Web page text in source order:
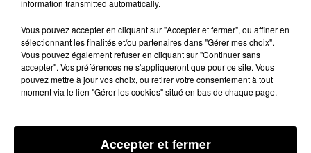
15 avril 2024 - 4 min 19 sec
LES INFOS DU BÉARN DU 15/04/2024 À 09H00
information transmitted automatically.
Vous pouvez accepter en cliquant sur "Accepter et fermer", ou affiner en
sélectionnant les finalités et/ou partenaires dans "Gérer mes choix".
Vous pouvez également refuser en cliquant sur "Continuer sans
accepter". Vos préférences ne s'appliqueront que pour ce site. Vous
pouvez mettre à jour vos choix, ou retirer votre consentement à tout
moment via le lien "Gérer les cookies" situé en bas de chaque page.
Accepter et fermer